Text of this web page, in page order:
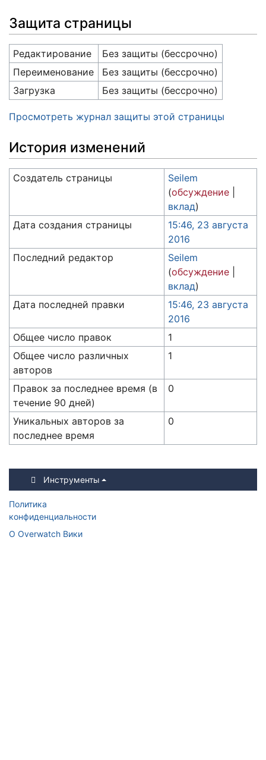
Защита страницы
Редактирование
Без защиты (бессрочно)
Переименование
Без защиты (бессрочно)
Загрузка
Без защиты (бессрочно)
Просмотреть журнал защиты этой страницы
История изменений
Создатель страницы
Seilem
(обсуждение
вклад)
Дата создания страницы
15:46, 23 августа
2016
Последний редактор
Seilem
(обсуждение
вклад)
Дата последней правки
15:46, 23 августа
2016
Общее число правок
1
Общее число различных
авторов
1
Правок за последнее время (в
течение 90 дней)
0
Уникальных авторов за
последнее время
0
Инструменты
Политика
конфиденциальности
О Overwatch Вики